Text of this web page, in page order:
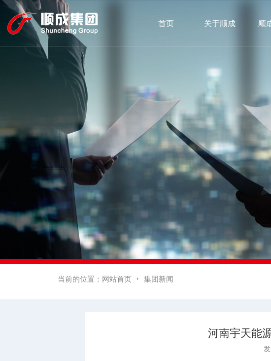
首页 关于顺成 顺
当前的位置： 网站首页  集团新闻
河南宇天能